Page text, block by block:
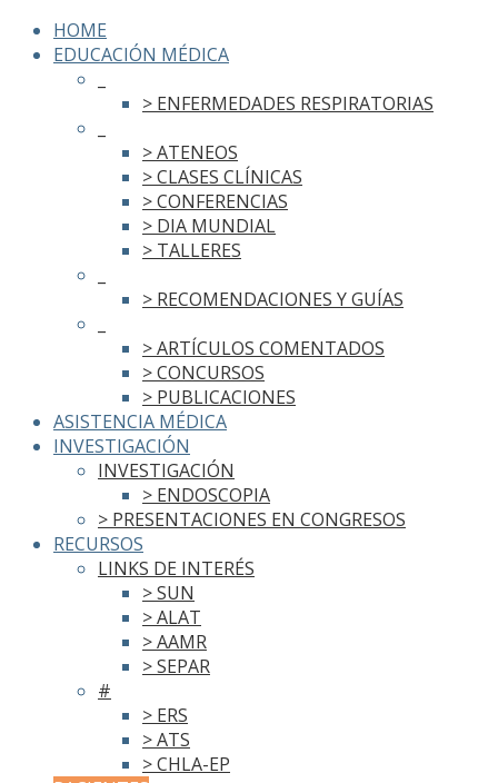
HOME
EDUCACIÓN MÉDICA
> ENFERMEDADES RESPIRATORIAS
> ATENEOS
> CLASES CLÍNICAS
> CONFERENCIAS
> DIA MUNDIAL
> TALLERES
> RECOMENDACIONES Y GUÍAS
> ARTÍCULOS COMENTADOS
> CONCURSOS
> PUBLICACIONES
ASISTENCIA MÉDICA
INVESTIGACIÓN
INVESTIGACIÓN
> ENDOSCOPIA
> PRESENTACIONES EN CONGRESOS
RECURSOS
LINKS DE INTERÉS
> SUN
> ALAT
> AAMR
> SEPAR
#
> ERS
> ATS
> CHLA-EP